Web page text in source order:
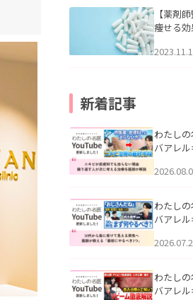
【薬剤
痩せる
新着記事
わたし
バアレ
らない理
説」を公
わたし
バアレ
える男性
公開い
わたし
バアレ